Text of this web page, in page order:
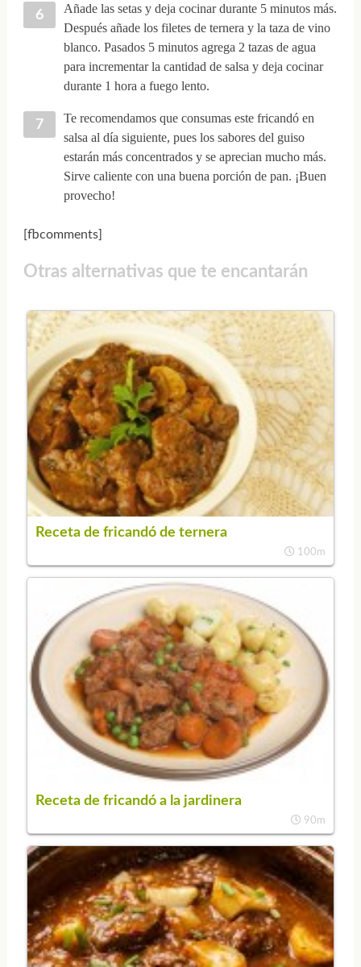
Añade las setas y deja cocinar durante 5 minutos más.
Después añade los filetes de ternera y la taza de vino
blanco. Pasados 5 minutos agrega 2 tazas de agua
para incrementar la cantidad de salsa y deja cocinar
durante 1 hora a fuego lento.
Te recomendamos que consumas este fricandó en
salsa al día siguiente, pues los sabores del guiso
estarán más concentrados y se aprecian mucho más.
Sirve caliente con una buena porción de pan. ¡Buen
provecho!
[fbcomments]
Otras alternativas que te encantarán
Receta de fricandó de ternera
100m
Receta de fricandó a la jardinera
90m